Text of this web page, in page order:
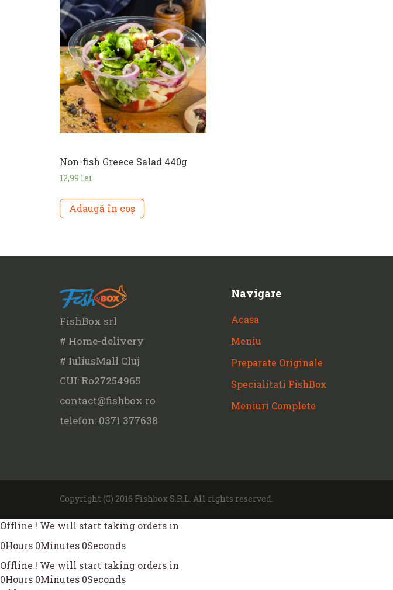
Non-fish Greece Salad 440g
12,99 lei
Adaugă în coș
FishBox srl
# Home-delivery
# IuliusMall Cluj
CUI: Ro27254965
contact@fishbox.ro
telefon: 0371 377638
Navigare
Acasa
Meniu
Preparate Originale
Specialitati FishBox
Meniuri Complete
Copyright (C) 2016 Fishbox S.R.L. All rights reserved.
Offline ! We will start taking orders in
0Hours 0Minutes 0Seconds
Offline ! We will start taking orders in
0Hours 0Minutes 0Seconds